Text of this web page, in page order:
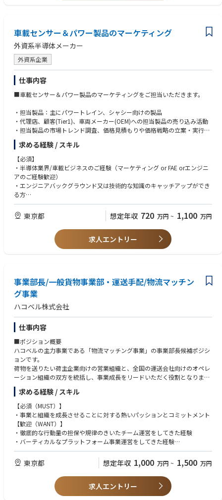
国内GISエンジンのパイオニアとして、一貫してテクノロジー・ドリブン
の思想を追及してきました。社員の約70％は技術職で、今までに多数のプ
ロダクトを開発して参りました。
・挑戦を推奨するカルチャー
カルチャーは、自由で風通しが良く、自主性は求められますが、上層部へ
の提案もウェルカムで、手をあげれば委ねる・任せる・挑戦できる環境で
ります。また、開発部門責任者直下のポジションのため、意思決定がスピ
可能です。
・ワークライフバランス
働き方制度も充実しており、実働7.5時間／月の平均残業時間20H程度／週
1日以上の出勤での在宅勤務が可能／フリーアドレス・フレックスによ
り、働く場所と時間の融通が利く等、ワークライフバランスを重視した就
業が可能です。女性マネージャーも活躍しており、出産後に復職する女性
社員も多い環境です。
・中長期的なキャリア形成
安定した経営基盤の上、離職率：3％以下／平均勤務年数：13.45年、と大
手並みで、退職金や財形貯蓄制度もあり、中長期的に腰を据えながら長く
働くことが出来ます。また、研修制度が充実しており、ご自身の志向性や
経験を考慮の上で、多様なキャリア形成が可能です。
・主導し推進いただく業務
・広告ソリューション部門および部署の短期・中長期目標とあるべき姿
の設計、具体ロードマップの策定
・人材マネジメント、成長支援、ナレッジの移管
・プラットフォーマーや代理店など社外組織の
・メンバーが取り組む下記業務への並走・監修・クオリティ担保
・商品/サービスごとに、事業としてのシナリオ策定と収益も含む計画
への落とし込み（事業計画の策定、KGIに基づくマーケティングKPIやメデ
・マーケティング戦略の立案（市場分析・ターゲット設計・カスタマー
ジャーニーマップ設計など）
・戦略に基づくプロモーションの設計（4Pにまたがる施策策定、広告を
含む打ち手の全体設計）
・施策実施結果の分析及び改善施策の立案・実行
■BtoB事業について
日本における労働力不足を解決するため、2020年にロボティクス事業に参
入し、サービスロボットの累計導入社数は7,000社を超え※2、業務用清掃
ロボットにおけるベンダーシェアは2023年から2年連続で1位※3を達成し
ています。また2025年10月には、ソフトウェアとハードウェアの双方を
完全内製したDX清掃ロボット「JILBY（ジルビー）」を発表し、ロボット
メーカーベンダーとしての自立を進めています。さらなる事業成長に向け
を目指しています。
※BtoBもBtoCも携わることができます。
と協業することが好きな方
・コミュニケーションをとることが好きな方
・好奇心を持ち、新しい分野に目標を持ちチャレンジできる方
・ご自身のアイデアを積極的に発信し、リーダーシップを発揮できる方
・アイリスオーヤマの商品のマーケティングに携わることに喜びを感じら
れる方
車載センサー＆パワー製品のマーケティング
外資系半導体メーカー
外資系企業
仕事内容
■車載センサー＆パワー製品のマーケティングをご担当いただきます。
・担当製品：主にパワートレイン、シャシー向けの製品
・代理店、顧客(Tier1)、車両メーカー(OEM)への担当製品の売り込み活動
・担当製品の市場トレンド調査、価格見積もりや価格戦略の立案・実行、
フォーキャストの管理
・担当商品の中長期売り上げ計画に関する活動
・社内関係者、本社製品部との調整・交渉業務
求める経験 / スキル
【必須】
・半導体業界/車載ビジネスのご経験（マーケティング or FAE orエンジニ
アのご経験歓迎）
・エンジニアバックグラウンド又は技術的な知識のキャッチアップができ
る方
・顧客とのコミュニケーションスキル、交渉力、顧客サポート経験
・英語ビジネスレベル
東京都 想定年収 720 万円 ~ 1,100 万円
求人エントリー
事業部長/一般貨物事業部・運送手配/物流マッチン
グ事業
ハコベル株式会社
仕事内容
■ポジション概要
ハコベルの主力事業である「物流マッチング事業」の事業部長候補ポジシ
ョンです。
荷物を送りたい荷主企業向けの営業組織と、全国の運送会社向けのオペレ
ーション組織の双方を統括し、事業成長をリードいただく役割となりま
す。
■ミッション
物流マッチング事業のさらなる成長に向けて、
・中長期の事業戦略の策定・実行
・営業戦略や業務オペレーションの設計・改善
・事業収益（売上・PL）の管理
など社内関係部署を巻き込んだ事業推進を担っていただきます。
■ポジションの魅力
・ハコベルの祖業かつ中核事業を経営視点でリードできる
求める経験 / スキル
【必須（MUST）】
・事業と組織を成長させることに対する熱いパッションとコミットメント
【歓迎（WANT）】
・徹底的な行動量の担保や規律のきいたチーム運営をしてきた経験
・バーティカルなプラットフォーム事業運営をしてきた経験
・物流ドメインにおけるご経験
【求める人物像】
・事業成長や組織成長に強いコミットメントを持てる方
・高い行動力と推進力をお持ちの方
・周囲を巻き込みながら成果創出ができる方
東京都 想定年収 1,000 万円 ~ 1,500 万円
求人エントリー